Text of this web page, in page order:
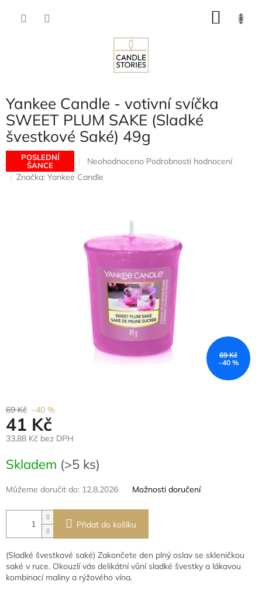
Yankee Candle - votivní svíčka
SWEET PLUM SAKE (Sladké
švestkové Saké) 49g
POSLEDNÍ
ŠANCE
Průměrné
hodnocení
produktu
hvězdiček.
Neohodnoceno Podrobnosti hodnocení
Značka: Yankee Candle
69 Kč
–40 %
69 Kč –40 %
41 Kč
33,88 Kč bez DPH
cena:
Skladem (>5 ks)
Můžeme doručit do: 12.8.2026 Možnosti doručení
Přidat do košíku
(Sladké švestkové saké) Zakončete den plný oslav se skleničkou
saké v ruce. Okouzlí vás delikátní vůní sladké švestky a lákavou
kombinací maliny a rýžového vína.